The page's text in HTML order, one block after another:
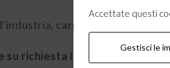
carpenteria, industria
su richiesta in 2 - 3 giorni
Accettate questi
Gestisci le